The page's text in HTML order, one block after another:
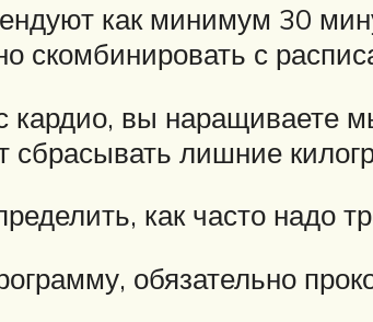
как минимум 30
скомбинировать с
кардио, вы наращиваете
сбрасывать лишние
как часто надо
обязательно